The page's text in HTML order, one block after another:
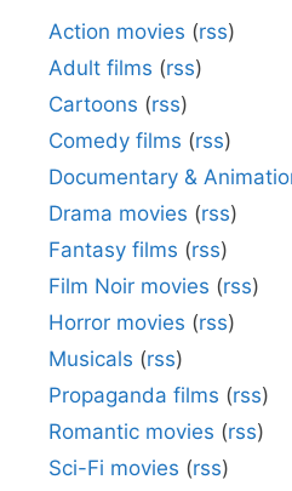
Action movies (rss)
Adult films (rss)
Cartoons (rss)
Comedy films (rss)
Documentary &
Drama movies (rss)
Fantasy films (rss)
Film Noir movies (rss)
Horror movies (rss)
Musicals (rss)
Propaganda films (rss)
Romantic movies (rss)
Sci-Fi movies (rss)